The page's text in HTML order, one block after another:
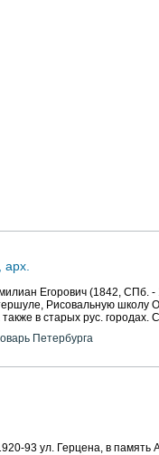
Егорович (1842, СПб. -
Рисовальную школу
в старых рус. городах.
Петербурга
ул. Герцена, в память